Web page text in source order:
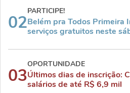
02
PARTICIPE!
Belém pra Todos Primeira
serviços gratuitos neste
03
OPORTUNIDADE
Últimos dias de inscrição:
salários de até R$ 6,9 mil